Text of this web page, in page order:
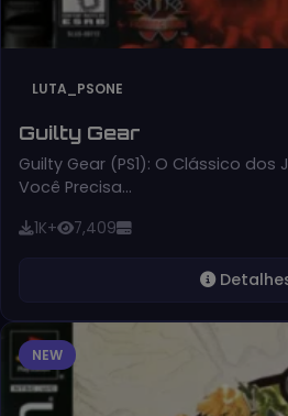
LUTA_PSONE
Guilty Gear
Guilty Gear (PS1): O Clássico
Você Precisa…
1K+ 7,409
NEW